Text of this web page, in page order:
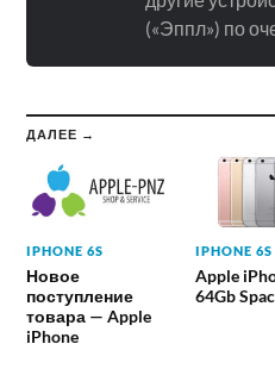
(«Эппл») по
ДАЛЕЕ →
IPHONE 6S
Новое
поступление
товара — Apple
iPhone
IPHONE 6S
Apple
64Gb